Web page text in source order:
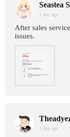
Seastea
1 day age
After sales
issues.
1 day age